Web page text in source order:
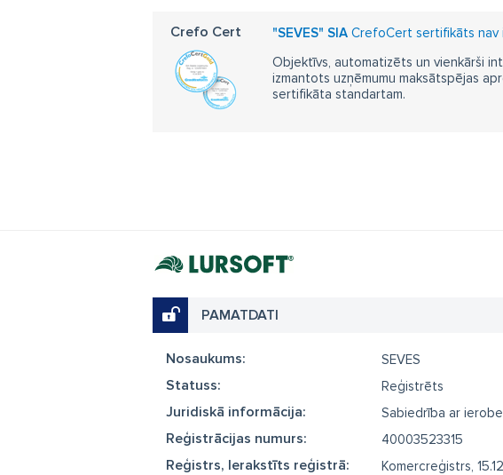
Crefo Cert "SEVES" SIA CrefoCert sertifikāts nav
Objektīvs, automatizēts un vienkārši
izmantots uzņēmumu maksātspējas
sertifikāta standartam.
PAMATDATI
Nosaukums: SEVES
Statuss: Reģistrēts
Juridiskā informācija: Sabiedrība ar
Reģistrācijas numurs: 40003523315
Reģistrs, Ierakstīts reģistrā: Komercreģistrs,